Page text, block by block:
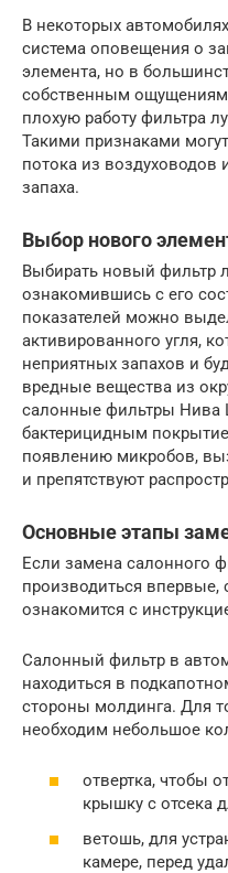
В некоторых
система оповещения о
элемента, но в
собственным
плохую работу фильтра
Такими признаками
потока из воздуховодов
запаха.
Выбор нового
Выбирать новый фильтр
ознакомившись с его
показателей можно
активированного угля,
неприятных запахов и
вредные вещества из
салонные фильтры Нива
бактерицидным
появлению микробов,
и препятствуют
Основные этапы
Если замена салонного
производиться впервые,
ознакомится с
Салонный фильтр в
находиться в
стороны молдинга. Для
необходим небольшое
отвертка, чтобы
крышку с отсека
ветошь, для
камере, перед